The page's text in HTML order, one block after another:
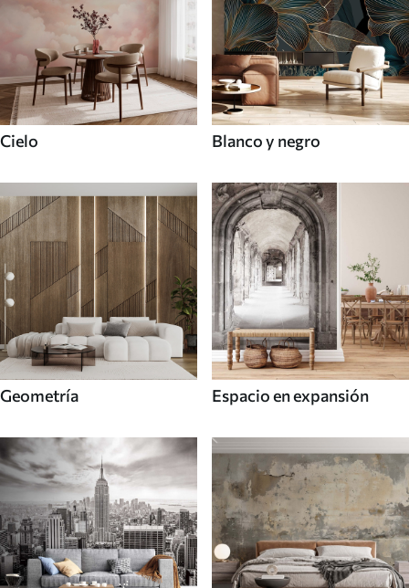
Cielo Blanco y negro
Geometría Espacio en expansión